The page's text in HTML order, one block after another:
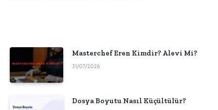
Masterchef Eren Kimdir? Alevi Mi?
31/07/2026
Dosya Boyutu Nasıl Küçültülür?